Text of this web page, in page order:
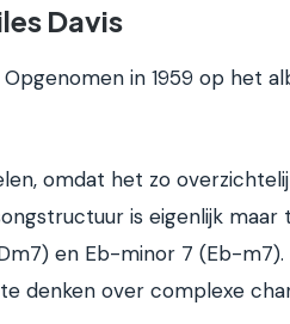
Davis
in 1959 op het
omdat het zo
is eigenlijk maar
en Eb-minor 7 (Eb-m7).
denken over complexe